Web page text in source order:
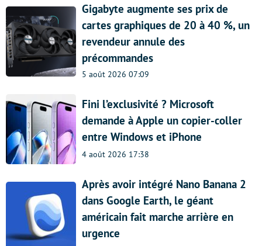
Gigabyte augmente ses prix de
cartes graphiques de 20 à 40 %, un
revendeur annule des
précommandes
5 août 2026 07:09
Fini l’exclusivité ? Microsoft
demande à Apple un copier-coller
entre Windows et iPhone
4 août 2026 17:38
Après avoir intégré Nano Banana 2
dans Google Earth, le géant
américain fait marche arrière en
urgence